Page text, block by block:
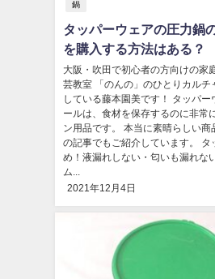
鍋
タッパーウェアの圧力鍋
を購入する方法はある？
大阪・吹田で初心者の方向けの家
芸教室 「のんの」のひとりカルチ
している藤本園美です！ タッパー
ールは、食材を保存するのに非常
ン用品です。 本当に素晴らしい商
の記事でもご紹介しています。 タ
め！液漏れしない・匂いも漏れな
ム...
2021年12月4日